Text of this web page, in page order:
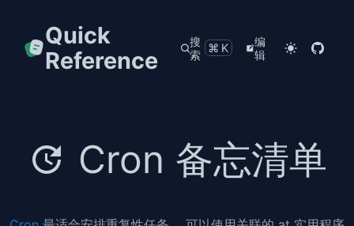
Quick
Reference
搜
索
⌘K
编
辑
Cron 备忘清单